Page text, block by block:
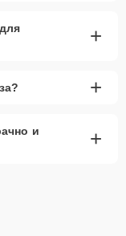
+
+
и
+